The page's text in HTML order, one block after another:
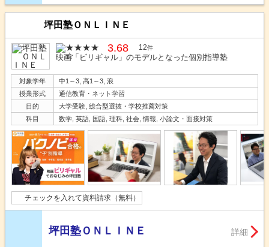
坪田塾ＯＮＬＩＮＥ
3.68 12件
映画「ビリギャル」のモデルとなった個別指導塾
対象学年
中1～3, 高1～3, 浪
授業形式
通信教育・ネット学習
目的
大学受験, 総合型選抜・学校推薦対策
科目
数学, 英語, 国語, 理科, 社会, 情報, 小論文・面接対策
チェックを入れて資料請求（無料）
坪田塾ＯＮＬＩＮＥ 詳細